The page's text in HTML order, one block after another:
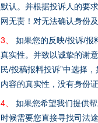
默认。并根据投诉人的要
网无责！对无法确认身份
3、
如果您的反映/投诉/报
真实性。并致以诚挚的谢
民/投稿报料投诉”中选择
内容的真实性，没有身份
4、
如果您希望我们提供
时候需要您直接寻找司法